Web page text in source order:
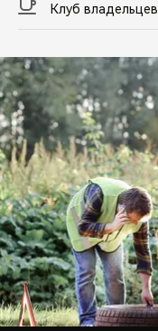
Клуб владельцев